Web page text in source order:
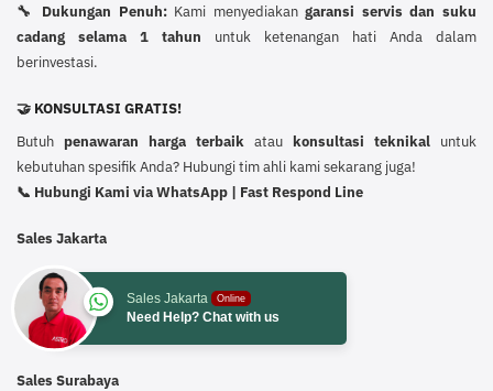
🔧 Dukungan Penuh:Kami menyediakangaransi servis dan suku
cadang selama 1 tahun untuk ketenangan hati Anda dalam
berinvestasi.
🤝 KONSULTASI GRATIS!
Butuh penawaran harga terbaik atau konsultasi teknikal untuk
kebutuhan spesifik Anda? Hubungi tim ahli kami sekarang juga!
📞 Hubungi Kami via WhatsApp | Fast Respond Line
Sales Jakarta
Sales Jakarta Online
Need Help? Chat with us
Sales Surabaya